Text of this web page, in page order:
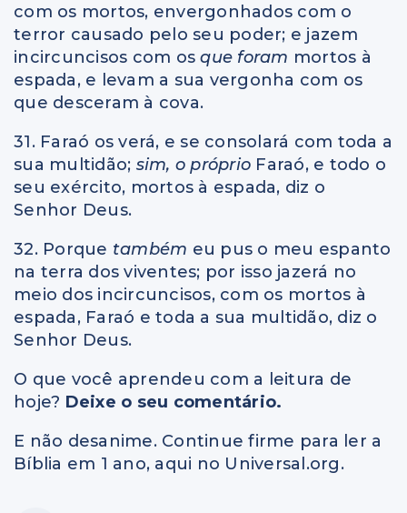
com os mortos, envergonhados com o
terror causado pelo seu poder; e jazem
incircuncisos com osque foram mortos à
espada, e levam a sua vergonha com os
que desceram à cova.
31. Faraó os verá, e se consolará com toda a
sua multidão; sim, o próprio Faraó, e todo o
seu exército, mortos à espada, diz o
Senhor Deus.
32. Porque também eu pus o meu espanto
na terra dos viventes; por isso jazerá no
meio dos incircuncisos, com os mortos à
espada, Faraó e toda a sua multidão, diz o
Senhor Deus.
O que você aprendeu com a leitura de
hoje? Deixe o seu comentário.
E não desanime. Continue firme para ler a
Bíblia em 1 ano, aqui no Universal.org.